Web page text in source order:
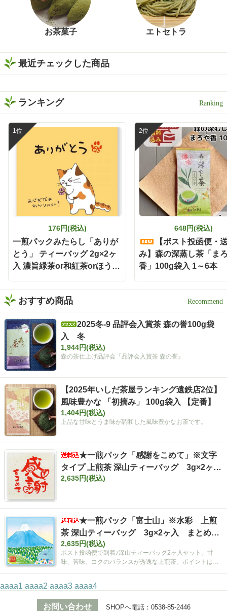
お茶菓子 エトセトラ
最近チェックした商品
ランキング
176円(税込)
一煎パックみたらし「ありが
とう」 ティーバッグ 2g×2ヶ
入 濃旨緑茶or和紅茶orほうじ
648円(税込)
【ポスト投函便・
み】森の深蒸し茶「ま
香」100g袋入 1～6本
おすすめ商品
2025冬-9 品評会入賞茶 森の誉100g袋
入 冬
1,944円(税込)
森の茶仕上げ品評会『品評会入賞茶 森の誉』
【2025年いしだ茶屋ランキング遠鉄店2位】
風味豊かな 「初摘み」 100g袋入 【定番】
1,404円(税込)
上品な甘味とうま味が調和した風味豊かなお茶です。
★一煎パック「感謝をこめて」※文字
タイプ 上煎茶 深山ティーバッグ 3g×2ヶ
入 まとめ買いセット【ポスト投函便・送料
2,635円(税込)
★一煎パック「富士山」※水彩 上煎
茶 深山ティーバッグ 3g×2ヶ入 まとめ買
いセット【ポスト投函便・送料込み】
2,635円(税込)
ポスト投函便で到着♪深山ティーバッグ2ヶ入セット。甘
味、苦味、コクのバランスが秀逸な上煎茶。ポイントは空
aaaa1 aaaa2 aaaa3 aaaa4
お問い合わせ SHOPへ電話： 0538-85-2446